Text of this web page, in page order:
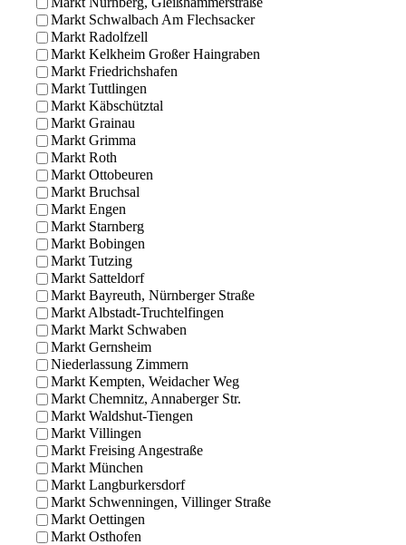
Markt Schwalbach Am Flechsacker
Markt Radolfzell
Markt Kelkheim Großer Haingraben
Markt Friedrichshafen
Markt Tuttlingen
Markt Käbschütztal
Markt Grainau
Markt Grimma
Markt Roth
Markt Ottobeuren
Markt Bruchsal
Markt Engen
Markt Starnberg
Markt Bobingen
Markt Tutzing
Markt Satteldorf
Markt Bayreuth, Nürnberger Straße
Markt Albstadt-Truchtelfingen
Markt Markt Schwaben
Markt Gernsheim
Niederlassung Zimmern
Markt Kempten, Weidacher Weg
Markt Chemnitz, Annaberger Str.
Markt Waldshut-Tiengen
Markt Villingen
Markt Freising Angestraße
Markt München
Markt Langburkersdorf
Markt Schwenningen, Villinger Straße
Markt Oettingen
Markt Osthofen